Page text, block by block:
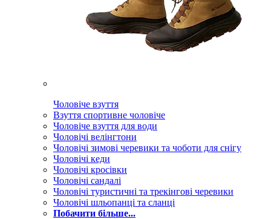
Чоловіче взуття
Взуття спортивне чоловіче
Чоловіче взуття для води
Чоловічі велінгтони
Чоловічі зимові черевики та чоботи для снігу
Чоловічі кеди
Чоловічі кросівки
Чоловічі сандалі
Чоловічі туристичні та трекінгові черевики
Чоловічі шльопанці та сланці
Побачити більше...